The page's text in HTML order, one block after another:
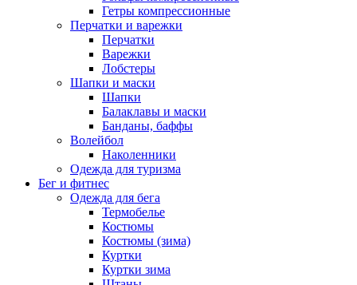
Гетры компрессионные
Перчатки и варежки
Перчатки
Варежки
Лобстеры
Шапки и маски
Шапки
Балаклавы и маски
Банданы, баффы
Волейбол
Наколенники
Одежда для туризма
Бег и фитнес
Одежда для бега
Термобелье
Костюмы
Костюмы (зима)
Куртки
Куртки зима